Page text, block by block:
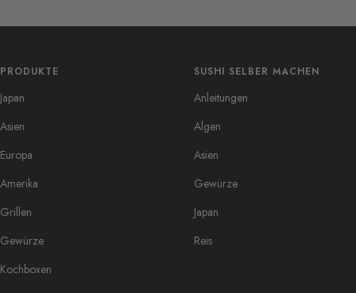
PRODUKTE
Japan
Asien
Europa
Amerika
Grillen
Gewürze
Kochboxen
SUSHI SELBER MACHEN
Anleitungen
Algen
Asien
Gewürze
Japan
Reis